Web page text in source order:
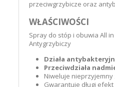
przeciwgrzybicze oraz
WŁAŚCIWOŚCI
Spray do stóp i obuwia All
Antygrzybiczy
Działa
Przeciwdziała
Niweluje nieprzyjemny
Gwarantuje długi efekt